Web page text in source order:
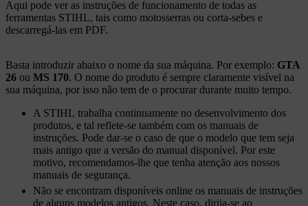
Aqui pode ver as instruções de funcionamento de todas as
ferramentas STIHL, tais como motosserras ou corta-sebes e
descarregá-las em PDF.
Basta introduzir abaixo o nome da sua máquina. Por exemplo: GTA
26 ou MS 170. O nome do produto é sempre claramente visível na
sua máquina, por isso não tem de o procurar durante muito tempo.
A STIHL trabalha continuamente no desenvolvimento dos
produtos, e tal reflete-se também com os manuais de
instruções. Pode dar-se o caso de que o modelo que tem seja
mais antigo que a versão do manual disponível. Por este
motivo, recomendamos-lhe que tenha atenção aos nossos
manuais de segurança.
Não se encontram disponíveis online os manuais de instruções
de alguns modelos antigos. Neste caso, dirija-se ao